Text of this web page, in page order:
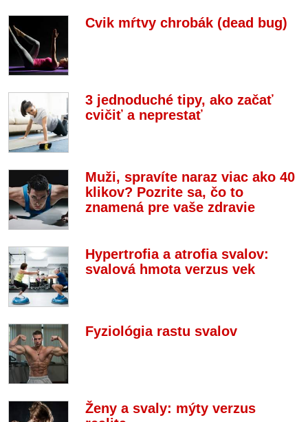
Cvik mŕtvy chrobák (dead bug)
3 jednoduché tipy, ako začať
cvičiť a neprestať
Muži, spravíte naraz viac ako 40
klikov? Pozrite sa, čo to
znamená pre vaše zdravie
Hypertrofia a atrofia svalov:
svalová hmota verzus vek
Fyziológia rastu svalov
Ženy a svaly: mýty verzus